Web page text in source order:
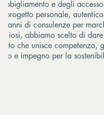
e degli
progetto personale,
anni di consulenze per
abbiamo scelto di
che unisce competenza,
e impegno per la